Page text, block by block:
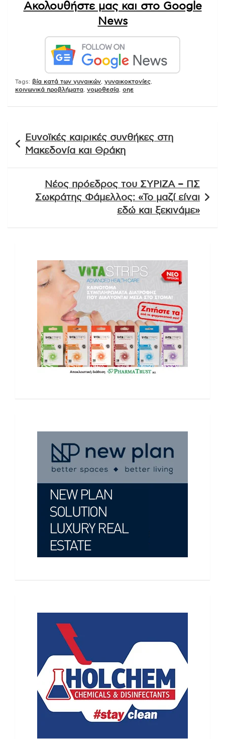
Ακολουθήστε μας και στο Google
News
Tags: βία κατά των γυναικών γυναικοκτονίες
κοινωνικά προβλήματα νομοθεσία οηε
άρθρων
Ευνοϊκές καιρικές συνθήκες στη
Μακεδονία και Θράκη
Νέος πρόεδρος του ΣΥΡΙΖΑ – ΠΣ
Σωκράτης Φάμελλος: «Το μαζί είναι
εδώ και ξεκινάμε»